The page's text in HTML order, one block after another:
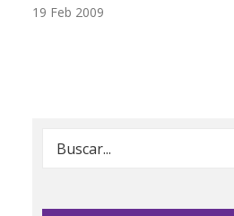
19 Feb 2009
Buscar: